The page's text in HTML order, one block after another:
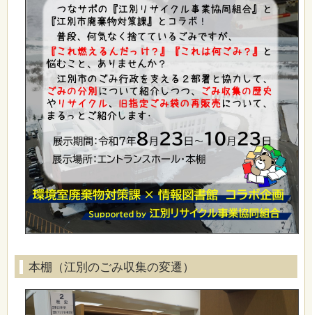
本棚（江別のごみ収集の変遷）